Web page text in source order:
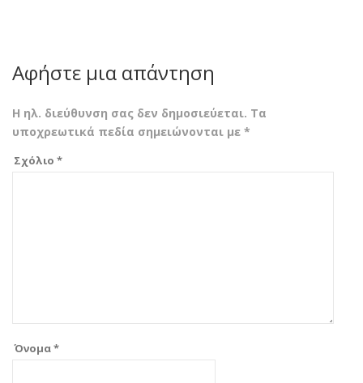
Αφήστε μια απάντηση
Η ηλ. διεύθυνση σας δεν δημοσιεύεται. Τα
υποχρεωτικά πεδία σημειώνονται με *
Σχόλιο *
Όνομα*